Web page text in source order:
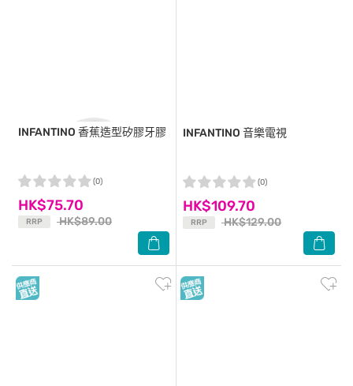
INFANTINO 香蕉造型矽膠牙膠
HK$75.70
RRP HK$89.00
(0)
INFANTINO 音樂電視
HK$109.70
RRP HK$129.00
(0)